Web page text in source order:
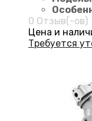
0 Отзыв(-ов)
Цена и
Требуется